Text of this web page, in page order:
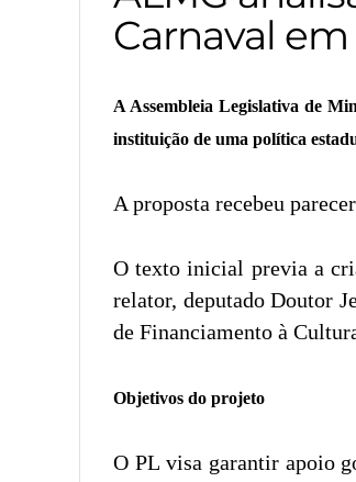
Carnaval
A Assembleia Legislativa de
instituição de uma política
A proposta recebeu
O texto inicial previa a
relator, deputado Doutor
de Financiamento à
Objetivos do projeto
O PL visa garantir apoio